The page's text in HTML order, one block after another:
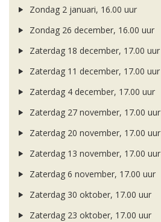
Zondag 2 januari, 16.00 uur
Zondag 26 december, 16.00 uur
Zaterdag 18 december, 17.00 uur
Zaterdag 11 december, 17.00 uur
Zaterdag 4 december, 17.00 uur
Zaterdag 27 november, 17.00 uur
Zaterdag 20 november, 17.00 uur
Zaterdag 13 november, 17.00 uur
Zaterdag 6 november, 17.00 uur
Zaterdag 30 oktober, 17.00 uur
Zaterdag 23 oktober, 17.00 uur